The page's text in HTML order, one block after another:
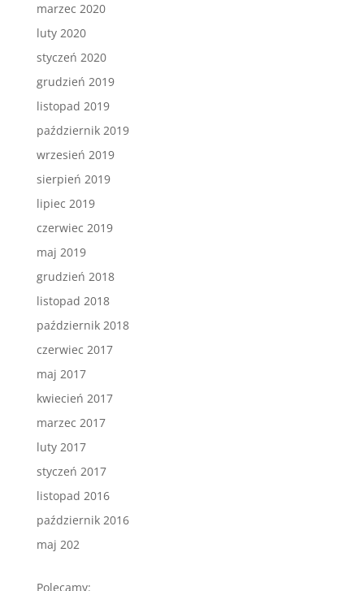
marzec 2020
luty 2020
styczeń 2020
grudzień 2019
listopad 2019
październik 2019
wrzesień 2019
sierpień 2019
lipiec 2019
czerwiec 2019
maj 2019
grudzień 2018
listopad 2018
październik 2018
czerwiec 2017
maj 2017
kwiecień 2017
marzec 2017
luty 2017
styczeń 2017
listopad 2016
październik 2016
maj 202
Polecamy: